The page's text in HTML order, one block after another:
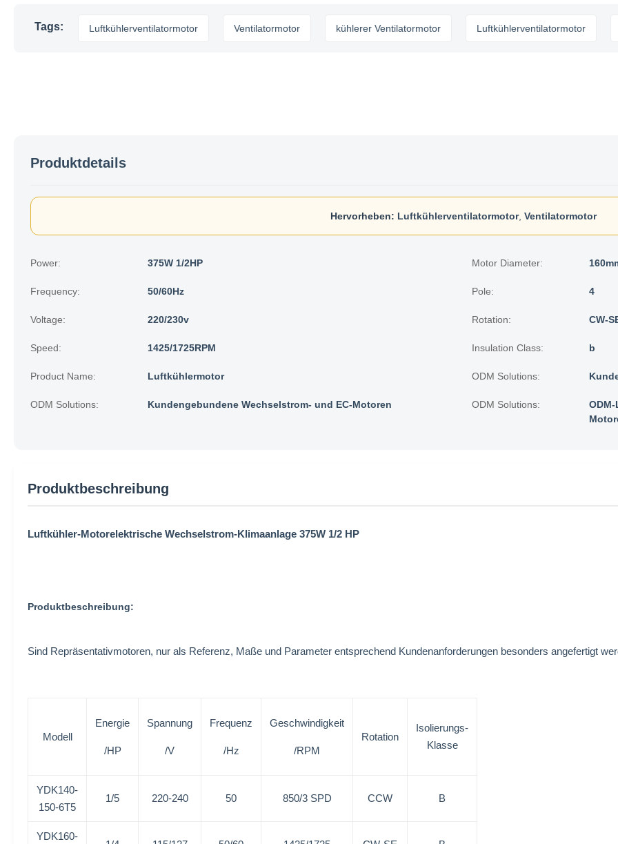
Tags:Luftkühlerventilatormotor Ventilatormotor kühlerer Ventilatormotor Luftkühlerventilatormotor
Produktdetails
Hervorheben: Luftkühlerventilatormotor, Ventilatormotor
Power: 375W 1/2HP Motor Diameter:
Frequency: 50/60Hz Pole: 4
Voltage: 220/230v Rotation: CW-
Speed: 1425/1725RPM Insulation Class: b
Product Name: Luftkühlermotor ODM Solutions:
ODM Solutions: Kundengebundene Wechselstrom- und EC-Motoren ODM Solutions:
Produktbeschreibung
Luftkühler-Motorelektrische Wechselstrom-Klimaanlage 375W 1/2 HP
Produktbeschreibung:
Sind Repräsentativmotoren, nur als Referenz, Maße und Parameter entsprechend Kundenanforderungen besonders angefertigt
Modell
Energie
/HP
Spannung
/V
Frequenz
/Hz
Geschwindigkeit
/RPM
Rotation
Isolierungs-
Klasse
YDK140-
150-6T5
1/5 220-240 50 850/3 SPD CCW B
YDK160-